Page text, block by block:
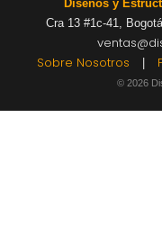
Diseños y
Cra 13 #1c-41,
Sobre Nosotros
© 2026